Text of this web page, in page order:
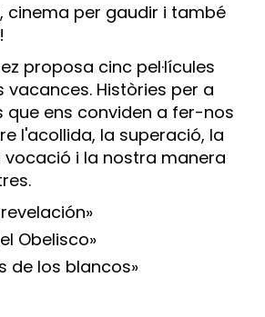
cinema per gaudir i també
proposa cinc pel·lícules
vacances. Històries per a
que ens conviden a fer-nos
l'acollida, la superació, la
vocació i la nostra manera
Obelisco»
de los blancos»